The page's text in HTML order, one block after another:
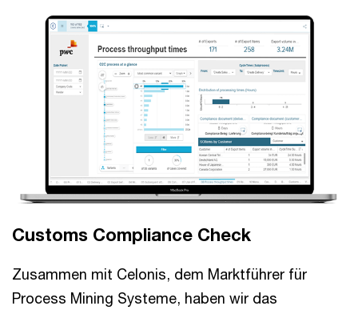
Customs Compliance Check
Zusammen mit Celonis, dem Marktführer für
Process Mining Systeme, haben wir das